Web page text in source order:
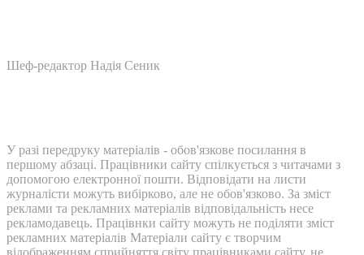
Шеф-редактор Надія Сеник
У разі передруку матеріалів - обов'язкове посилання в
першому абзаці. Працівники сайту спілкується з читачами з
допомогою електронної пошти. Відповідати на листи
журналісти можуть вибірково, але не обов'язково. За зміст
реклами та рекламних матеріалів відповідальність несе
рекламодавець. Працівнки сайту можуть не поділяти зміст
рекламних матеріалів Матеріали сайту є творчим
відображенням сприйняття світу працівниками сайту, не